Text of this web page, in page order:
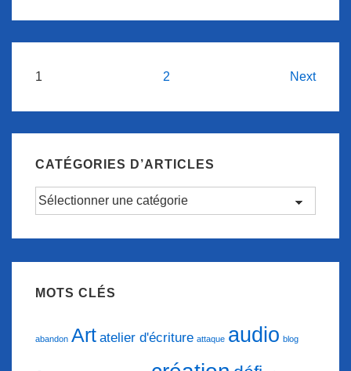
Navigation
articles
1 2 Next
CATÉGORIES D’ARTICLES
Catégories
d’articles
MOTS CLÉS
abandon Art atelier d'écriture attaque audio blog